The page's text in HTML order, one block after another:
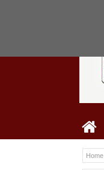
Home